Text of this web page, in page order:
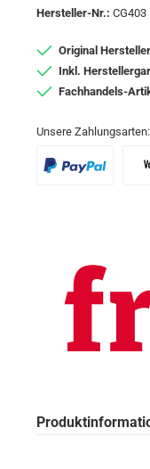
Hersteller-Nr.: CG403
Original
Inkl.
Fachhandels-
Unsere Zahlungsarten: